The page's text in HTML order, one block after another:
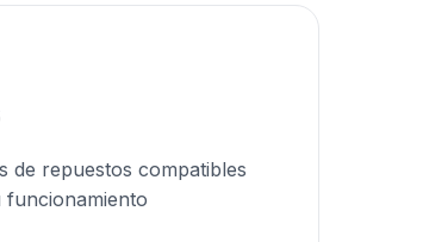
de repuestos compatibles